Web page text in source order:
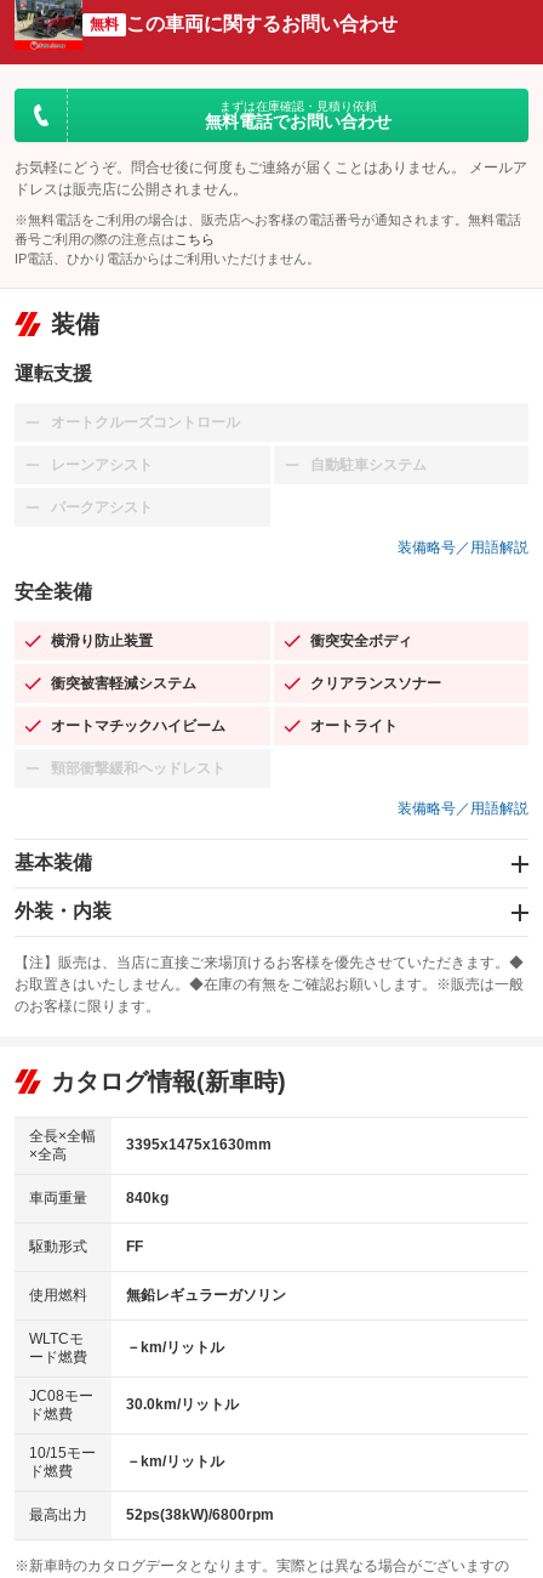
無料 この車両に関するお問い合わせ
まずは在庫確認・見積り依頼
無料電話でお問い合わせ
お気軽にどうぞ。問合せ後に何度もご連絡が届くことはありません。 メールア
ドレスは販売店に公開されません。
※無料電話をご利用の場合は、販売店へお客様の電話番号が通知されます。無料電話
番号ご利用の際の注意点は こちら
IP電話、ひかり電話からはご利用いただけません。
装備
運転支援
オートクルーズコントロール
：装備なし
レーンアシスト
：装備なし 自動駐車システム
：装備なし
パークアシスト
：装備なし
装備略号／用語解説
安全装備
横滑り防止装置
：装備あり 衝突安全ボディ
：装備あり
衝突被害軽減システム
：装備あり クリアランスソナー
：装備あり
オートマチックハイビーム
：装備あり オートライト
：装備あり
頸部衝撃緩和ヘッドレスト
：装備なし
装備略号／用語解説
基本装備
エアバッグ：運転席/助手席
：装備あり
：装備なし
サンルーフ
：装備なし ABS
リフトアップ
：装備なし
：装備なし
パワーウィンドウ
アイドリングストップ
：装備あり
USB入力端子
：装備なし
100V電源
：装備なし
センターデフロック
：装備なし
電動格納ミラー
：装備あり
外装・内装
カーナビ：メモリーナビ他
：装備あり
TV：フルセグ
：装備あり
ビジュアル
：装備なし
：装備あり
革シート
キーレス
HID(キセノンライト)
：装備なし
バックカメラ
：装備あり
エアロ
：装備なし
：装備なし
パワーシート
ベンチシート
：装備あり
チップアップシート
：装備なし
：装備なし ：装備なし
【注】販売は、当店に直接ご来場頂けるお客様を優先させていただきます。◆
お取置きはいたしません。◆在庫の有無をご確認お願いします。※販売は一般
のお客様に限ります。
カタログ情報(新車時)
全長×全幅
×全高
3395x1475x1630mm
車両重量 840kg
駆動形式 FF
使用燃料 無鉛レギュラーガソリン
WLTCモ
ード燃費
－km/リットル
JC08モー
ド燃費
30.0km/リットル
10/15モー
ド燃費
－km/リットル
最高出力 52ps(38kW)/6800rpm
※新車時のカタログデータとなります。実際とは異なる場合がございますの